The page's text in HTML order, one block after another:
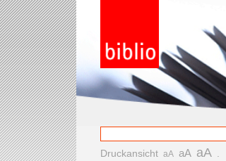
Druckansicht aA aA aA